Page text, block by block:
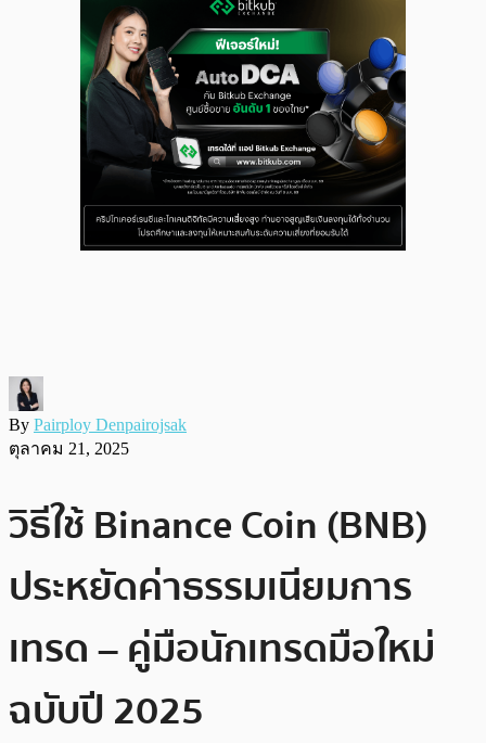
By Pairploy Denpairojsak
ตุลาคม 21, 2025
วิธีใช้ Binance Coin (BNB)
ประหยัดค่าธรรมเนียมการ
เทรด – คู่มือนักเทรดมือใหม่
ฉบับปี 2025